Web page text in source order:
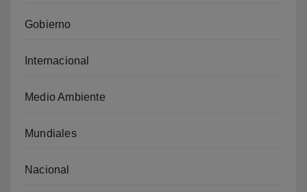
Gobierno
Internacional
Medio Ambiente
Mundiales
Nacional